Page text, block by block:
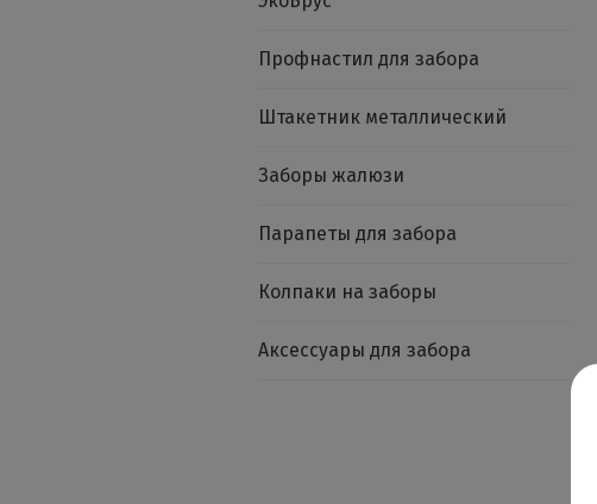
Профнастил для забора
Штакетник металлический
Заборы жалюзи
Парапеты для забора
Колпаки на заборы
Аксессуары для забора